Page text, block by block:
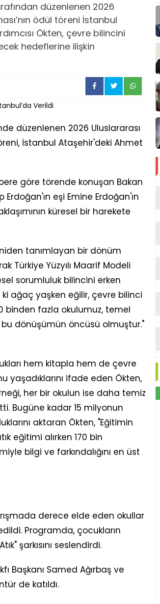
düzenlenen 2026
ödül töreni İstanbul
Ökten, çevre bilincini
hedeflerine ilişkin
düzenlenen 2026 Uluslararası
İstanbul Ataşehir'deki Ahmet
göre törende konuşan Bakan
Erdoğan'ın eşi Emine Erdoğan'ın
küresel bir harekete
tanımlayan bir dönüm
Türkiye Yüzyılı Maarif Modeli
sorumluluk bilincini erken
ağaç yaşken eğilir, çevre bilinci
binden fazla okulumuz, temel
bu dönüşümün öncüsü olmuştur."
hem kitapla hem de çevre
ifade eden Ökten,
her bir okulun ise daha temiz
Bugüne kadar 15 milyonun
aktaran Ökten, "Eğitimin
eğitimi alırken 170 bin
bilgi ve farkındalığını en üst
derece elde eden okullar
Programda, çocukların
şarkısını seslendirdi.
Başkanı Samed Ağırbaş ve
de katıldı.